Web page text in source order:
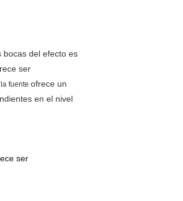
bocas del efecto es
ser
la fuente ofrece un
en el nivel
ser